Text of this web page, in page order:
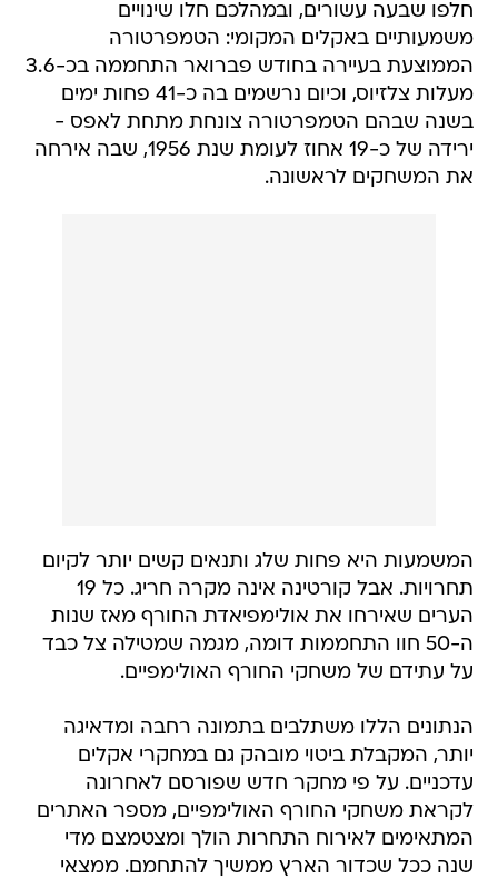
חלפו שבעה עשורים, ובמהלכם חלו שינויים
משמעותיים באקלים המקומי: הטמפרטורה
הממוצעת בעיירה בחודש פברואר התחממה בכ-3.6
מעלות צלזיוס, וכיום נרשמים בה כ-41 פחות ימים
בשנה שבהם הטמפרטורה צונחת מתחת לאפס -
ירידה של כ-19 אחוז לעומת שנת 1956, שבה אירחה
את המשחקים לראשונה.
המשמעות היא פחות שלג ותנאים קשים יותר לקיום
תחרויות. אבל קורטינה אינה מקרה חריג. כל 19
הערים שאירחו את אולימפיאדת החורף מאז שנות
ה-50 חוו התחממות דומה, מגמה שמטילה צל כבד
על עתידם של משחקי החורף האולימפיים.
הנתונים הללו משתלבים בתמונה רחבה ומדאיגה
יותר, המקבלת ביטוי מובהק גם במחקרי אקלים
עדכניים. על פי מחקר חדש שפורסם לאחרונה
לקראת משחקי החורף האולימפיים, מספר האתרים
המתאימים לאירוח התחרות הולך ומצטמצם מדי
שנה ככל שכדור הארץ ממשיך להתחמם. ממצאי